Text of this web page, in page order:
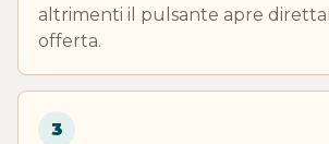
altrimenti il pulsante apre
offerta.
3